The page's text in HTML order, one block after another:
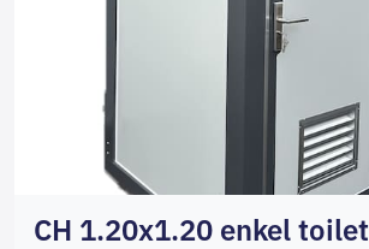
CH 1.20x1.20 enkel toilet